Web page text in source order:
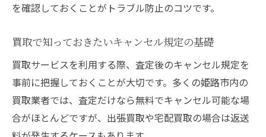
を確認しておくことがトラブル防止のコツです。
買取で知っておきたいキャンセル規定の基礎
買取サービスを利用する際、査定後のキャンセル規定を
事前に把握しておくことが大切です。多くの姫路市内の
買取業者では、査定だけなら無料でキャンセル可能な場
合がほとんどですが、出張買取や宅配買取の場合は返送